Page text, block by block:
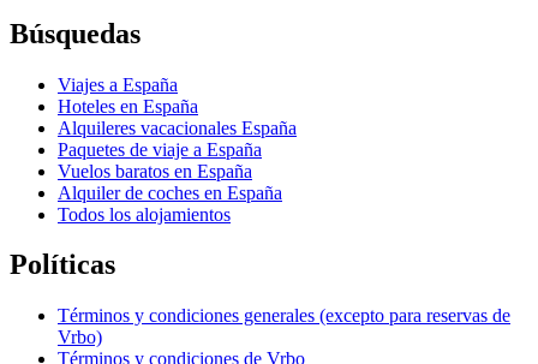
Búsquedas
Viajes a España
Hoteles en España
Alquileres vacacionales España
Paquetes de viaje a España
Vuelos baratos en España
Alquiler de coches en España
Todos los alojamientos
Políticas
Términos y condiciones generales (excepto para reservas de
Vrbo)
Términos y condiciones de Vrbo